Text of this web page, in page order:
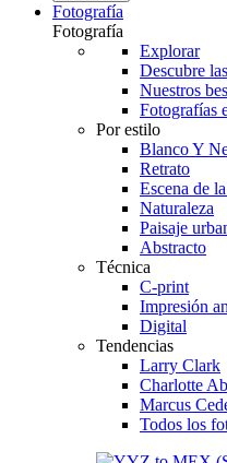
Fotografía
Fotografía
Explorar
Descubre
Nuestros
Fotografías
Por estilo
Blanco Y
Retrato
Escena de
Naturaleza
Paisaje
Abstracto
Técnica
C-print
Impresión
Digital
Tendencias
Larry Clark
Charlotte
Marcus
Todos los